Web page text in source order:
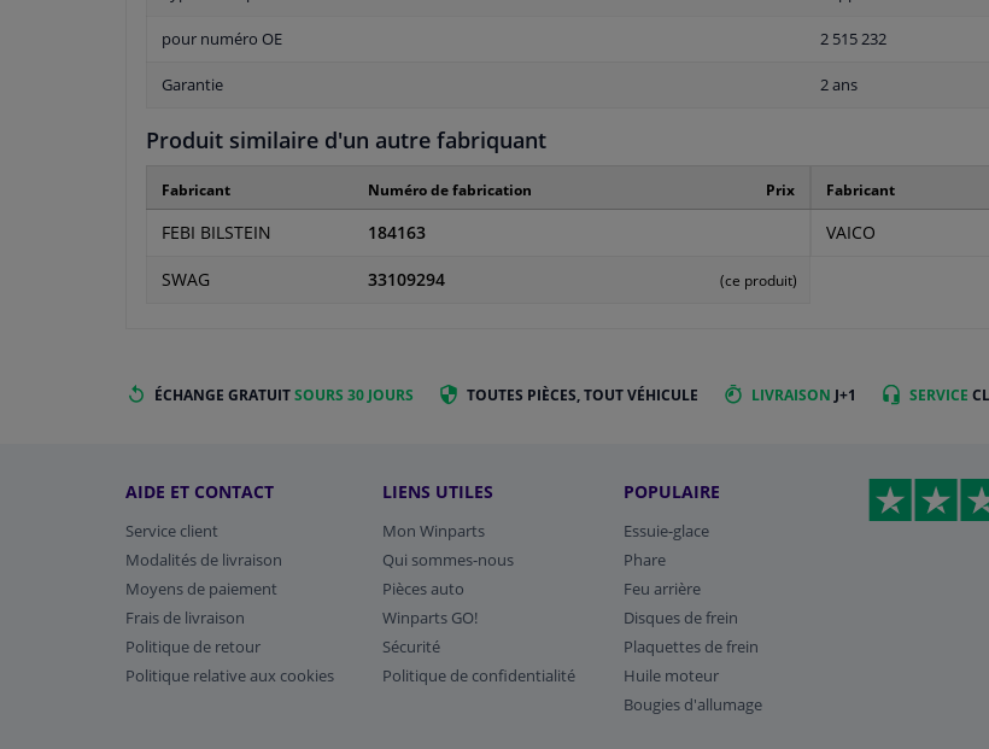
pour numéro OE 2 515 232
Garantie 2 ans
Produit similaire d'un autre fabriquant
Fabricant Numéro de fabrication Prix
FEBI BILSTEIN 184163
SWAG 33109294 (ce produit)
Fabricant
VAICO
ÉCHANGE GRATUITSOURS 30 JOURS TOUTES PIÈCES, TOUT VÉHICULE LIVRAISON J+1 SERVICE
AIDE ET CONTACT
Service client
Modalités de livraison
Moyens de paiement
Frais de livraison
Politique de retour
Politique relative aux cookies
LIENS UTILES
Mon Winparts
Qui sommes-nous
Pièces auto
Winparts GO!
Sécurité
Politique de confidentialité
POPULAIRE
Essuie-glace
Phare
Feu arrière
Disques de frein
Plaquettes de frein
Huile moteur
Bougies d'allumage